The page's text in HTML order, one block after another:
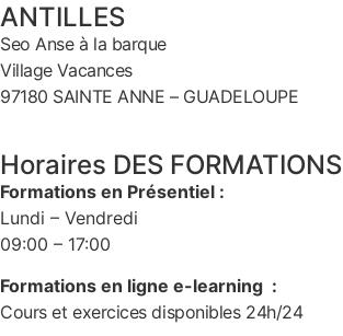
ANTILLES
Seo Anse à la barque
Village Vacances
97180 SAINTE ANNE – GUADELOUPE
Horaires DES FORMATIONS
Formations en Présentiel :
Lundi – Vendredi
09:00 – 17:00
Formations en ligne e-learning :
Cours et exercices disponibles 24h/24